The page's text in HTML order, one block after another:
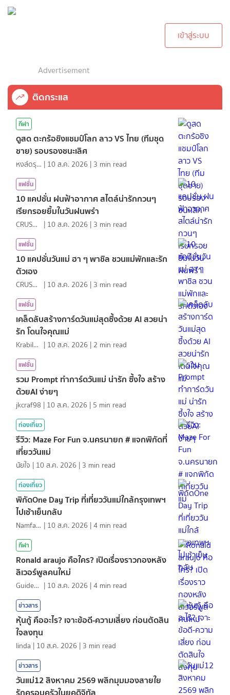
เข้าสู่ระบบ
Advertisement
ติดกระแส
กีฬา
ดูสด ตะกร้อชิงแชมป์โลก ลาว VS ไทย (ทีมชุด
ชาย) รอบรองชนะเลิศ
หงส์ดรุณ | 10 ส.ค. 2026 | 3 min read
แฟชั่น
10 แคปชั่น ฝนฟ้าอากาศ สไตล์น่ารักกวนๆ
เรียกรอยยิ้มในวันฝนพรำ
CRUSHที่แปลว่าแอบชอบ | 10 ส.ค. 2026 | 3 min read
แฟชั่น
10 แคปชั่นวันแม่ ฮา ๆ พาชิล ชวนแม่พักและรัก
ตัวเอง
CRUSHที่แปลว่าแอบชอบ | 10 ส.ค. 2026 | 3 min read
แฟชั่น
เคล็ดลับสร้างการ์ดวันแม่สุดซึ้งด้วย AI สวยน่า
รัก โดนใจคุณแม่
KrabiInsight | 10 ส.ค. 2026 | 2 min read
แฟชั่น
รวม Prompt ทำการ์ดวันแม่ น่ารัก ซึ้งใจ สร้าง
ด้วยAI ง่ายๆ
jkcraf98 | 10 ส.ค. 2026 | 5 min read
ท่องเที่ยว
รีวิว: Maze For Fun จ.นครนายก # แจกพิกัดที่
เที่ยววันแม่
นัยใจ | 10 ส.ค. 2026 | 3 min read
ท่องเที่ยว
พิกัดOne Day Trip ที่เที่ยววันแม่ใกล้กรุงเทพฯ
ไปเช้าเย็นกลับ
NamfahPhupha | 10 ส.ค. 2026 |4 min read
กีฬา
Ronald araujo คือใคร? เปิดเรื่องราวกองหลัง
ลิเวอร์พูลคนใหม่
GuideKop | 10 ส.ค. 2026 |4 min read
ข่าวสาร
หุ้นกู้ คืออะไร? เจาะข้อดี-ความเสี่ยง ก่อนตัดสิน
ใจลงทุน
linda | 10 ส.ค. 2026 | 3 min read
ข่าวสาร
วันแม่12 สิงหาคม 2569 พลิกมุมมองสายใย
รักครอบครัวในยุคดิจิทัล